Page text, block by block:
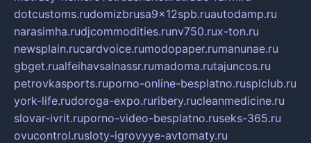
dotcustoms.rudomizbrusa9x12spb.ruautodamp.ru
narasimha.rudjcommodities.runv750.rux-ton.ru
newsplain.rucardvoice.rumodopaper.rumanunae.ru
gbget.rualfeihavsalnassr.rumadoma.rutajuncos.ru
petrovkasports.ruporno-online-besplatno.rusplclub.ru
york-life.rudoroga-expo.ruribery.rucleanmedicine.ru
slovar-ivrit.ruporno-video-besplatno.ruseks-365.ru
ovucontrol.rusloty-igrovyye-avtomaty.ru